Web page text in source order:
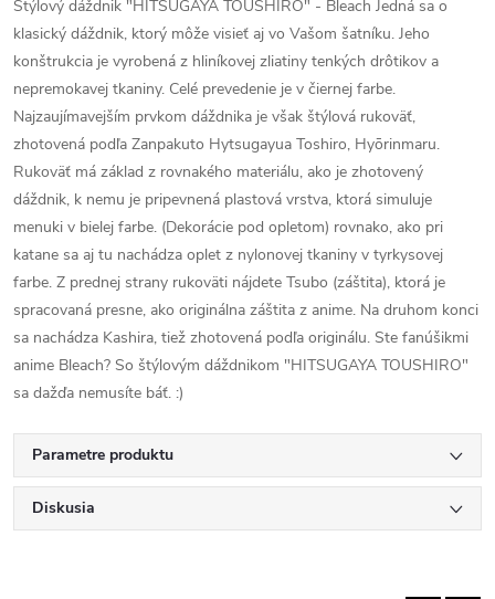
Štýlový dáždnik "HITSUGAYA TOUSHIRO" - Bleach Jedná sa o
klasický dáždnik, ktorý môže visieť aj vo Vašom šatníku. Jeho
konštrukcia je vyrobená z hliníkovej zliatiny tenkých drôtikov a
nepremokavej tkaniny. Celé prevedenie je v čiernej farbe.
Najzaujímavejším prvkom dáždnika je však štýlová rukoväť,
zhotovená podľa Zanpakuto Hytsugayua Toshiro, Hyōrinmaru.
Rukoväť má základ z rovnakého materiálu, ako je zhotovený
dáždnik, k nemu je pripevnená plastová vrstva, ktorá simuluje
menuki v bielej farbe. (Dekorácie pod opletom) rovnako, ako pri
katane sa aj tu nachádza oplet z nylonovej tkaniny v tyrkysovej
farbe. Z prednej strany rukoväti nájdete Tsubo (záštita), ktorá je
spracovaná presne, ako originálna záštita z anime. Na druhom konci
sa nachádza Kashira, tiež zhotovená podľa originálu. Ste fanúšikmi
anime Bleach? So štýlovým dáždnikom "HITSUGAYA TOUSHIRO"
sa dažďa nemusíte báť. :)
Parametre produktu
Diskusia